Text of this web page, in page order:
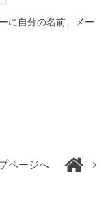
に自分の名前、メー
ページへ